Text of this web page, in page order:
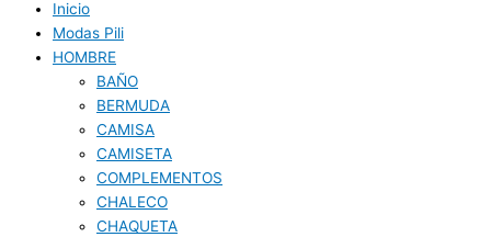
Inicio
Modas Pili
HOMBRE
BAÑO
BERMUDA
CAMISA
CAMISETA
COMPLEMENTOS
CHALECO
CHAQUETA